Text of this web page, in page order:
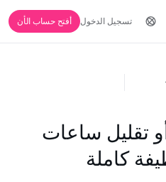
تسجيل الدخول أفتح حساب الأن
تقليل ساعات
كاملة